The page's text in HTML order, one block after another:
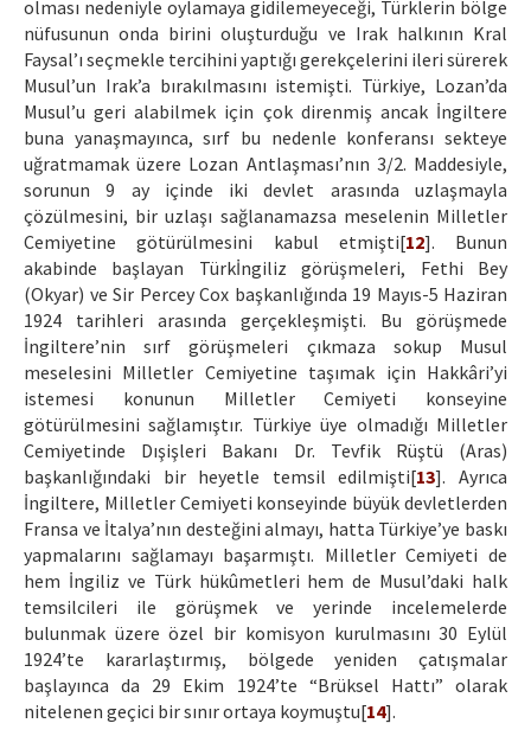
olması nedeniyle oylamaya gidilemeyeceği, Türklerin bölge
nüfusunun onda birini oluşturduğu ve Irak halkının Kral
Faysal’ı seçmekle tercihini yaptığı gerekçelerini ileri sürerek
Musul’un Irak’a bırakılmasını istemişti. Türkiye, Lozan’da
Musul’u geri alabilmek için çok direnmiş ancak İngiltere
buna yanaşmayınca, sırf bu nedenle konferansı sekteye
uğratmamak üzere Lozan Antlaşması’nın 3/2. Maddesiyle,
sorunun 9 ay içinde iki devlet arasında uzlaşmayla
çözülmesini, bir uzlaşı sağlanamazsa meselenin Milletler
Cemiyetine götürülmesini kabul etmişti[12]. Bunun
akabinde başlayan Türkİngiliz görüşmeleri, Fethi Bey
(Okyar) ve Sir Percey Cox başkanlığında 19 Mayıs-5 Haziran
1924 tarihleri arasında gerçekleşmişti. Bu görüşmede
İngiltere’nin sırf görüşmeleri çıkmaza sokup Musul
meselesini Milletler Cemiyetine taşımak için Hakkâri’yi
istemesi konunun Milletler Cemiyeti konseyine
götürülmesini sağlamıştır. Türkiye üye olmadığı Milletler
Cemiyetinde Dışişleri Bakanı Dr. Tevfik Rüştü (Aras)
başkanlığındaki bir heyetle temsil edilmişti[13]. Ayrıca
İngiltere, Milletler Cemiyeti konseyinde büyük devletlerden
Fransa ve İtalya’nın desteğini almayı, hatta Türkiye’ye baskı
yapmalarını sağlamayı başarmıştı. Milletler Cemiyeti de
hem İngiliz ve Türk hükûmetleri hem de Musul’daki halk
temsilcileri ile görüşmek ve yerinde incelemelerde
bulunmak üzere özel bir komisyon kurulmasını 30 Eylül
1924’te kararlaştırmış, bölgede yeniden çatışmalar
başlayınca da 29 Ekim 1924’te “Brüksel Hattı” olarak
nitelenen geçici bir sınır ortaya koymuştu[14].